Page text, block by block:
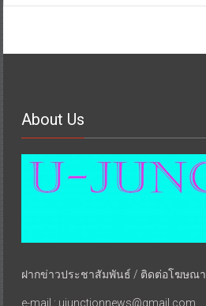
About Us
ฝากข่าวประชาสัมพันธ์ / ติดต่อโฆษณา
e-mail : ujunctionnews@gmail.com